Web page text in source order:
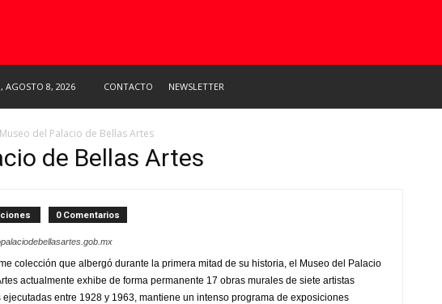
AGOSTO 8, 2026 CONTACTO NEWSLETTER
del Palacio de Bellas Artes
de Bellas Artes
0 Comentarios
colección que albergó durante la primera mitad de su historia, el Museo del Palacio
actualmente exhibe de forma permanente 17 obras murales de siete artistas
entre 1928 y 1963, mantiene un intenso programa de exposiciones